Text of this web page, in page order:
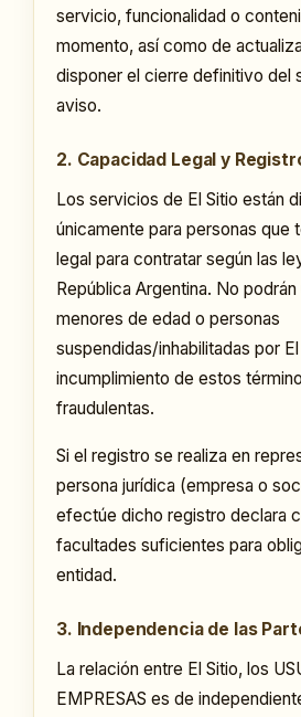
servicio, funcionalidad o
momento, así como de
disponer el cierre definitivo del
aviso.
2. Capacidad Legal y
Los servicios de El Sitio están
únicamente para personas que
legal para contratar según las
República Argentina. No
menores de edad o personas
suspendidas/inhabilitadas por
incumplimiento de estos
fraudulentas.
Si el registro se realiza en
persona jurídica (empresa o
efectúe dicho registro declara
facultades suficientes para
entidad.
3. Independencia de las
La relación entre El Sitio, los
EMPRESAS es de